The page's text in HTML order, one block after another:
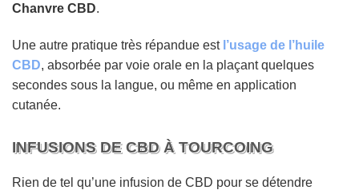
Chanvre CBD.
Une autre pratique très répandue est l’usage de l’huile
CBD, absorbée par voie orale en la plaçant quelques
secondes sous la langue, ou même en application
cutanée.
INFUSIONS DE CBD À TOURCOING
Rien de tel qu’une infusion de CBD pour se détendre